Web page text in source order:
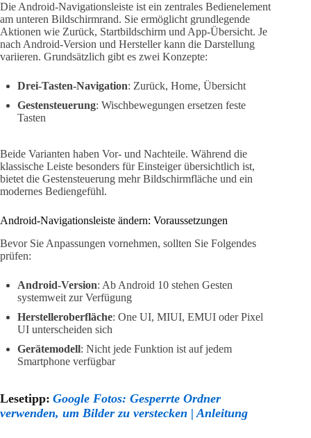
Die Android-Navigationsleiste ist ein zentrales Bedienelement
am unteren Bildschirmrand. Sie ermöglicht grundlegende
Aktionen wie Zurück, Startbildschirm und App-Übersicht. Je
nach Android-Version und Hersteller kann die Darstellung
variieren. Grundsätzlich gibt es zwei Konzepte:
Drei-Tasten-Navigation: Zurück, Home, Übersicht
Gestensteuerung: Wischbewegungen ersetzen feste
Tasten
Beide Varianten haben Vor- und Nachteile. Während die
klassische Leiste besonders für Einsteiger übersichtlich ist,
bietet die Gestensteuerung mehr Bildschirmfläche und ein
modernes Bediengefühl.
Android-Navigationsleiste ändern: Voraussetzungen
Bevor Sie Anpassungen vornehmen, sollten Sie Folgendes
prüfen:
Android-Version: Ab Android 10 stehen Gesten
systemweit zur Verfügung
Herstelleroberfläche: One UI, MIUI, EMUI oder Pixel
UI unterscheiden sich
Gerätemodell: Nicht jede Funktion ist auf jedem
Smartphone verfügbar
Lesetipp: Google Fotos: Gesperrte Ordner
verwenden, um Bilder zu verstecken | Anleitung